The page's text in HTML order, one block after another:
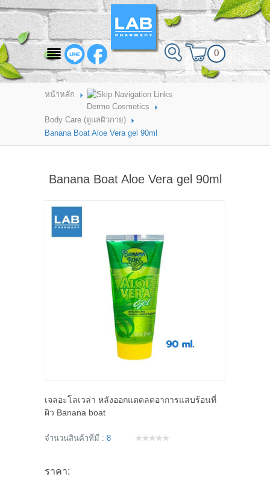
สินค้าที่สนใจ
HOME
ABOUT LAB PHARMACY
PRODUCT
BRANDS
HOW TO ORDER
CONTACT US
0
หน้าหลัก
Dermo Cosmetics
Body Care (ดูแลผิวกาย)
Banana Boat Aloe Vera gel 90ml
Banana Boat Aloe Vera gel 90ml
เจลอะโลเวล่า หลังออกแดดลดอาการแสบร้อนที่
ผิว Banana boat
จำนวนสินค้าที่มี : 8
ราคา: